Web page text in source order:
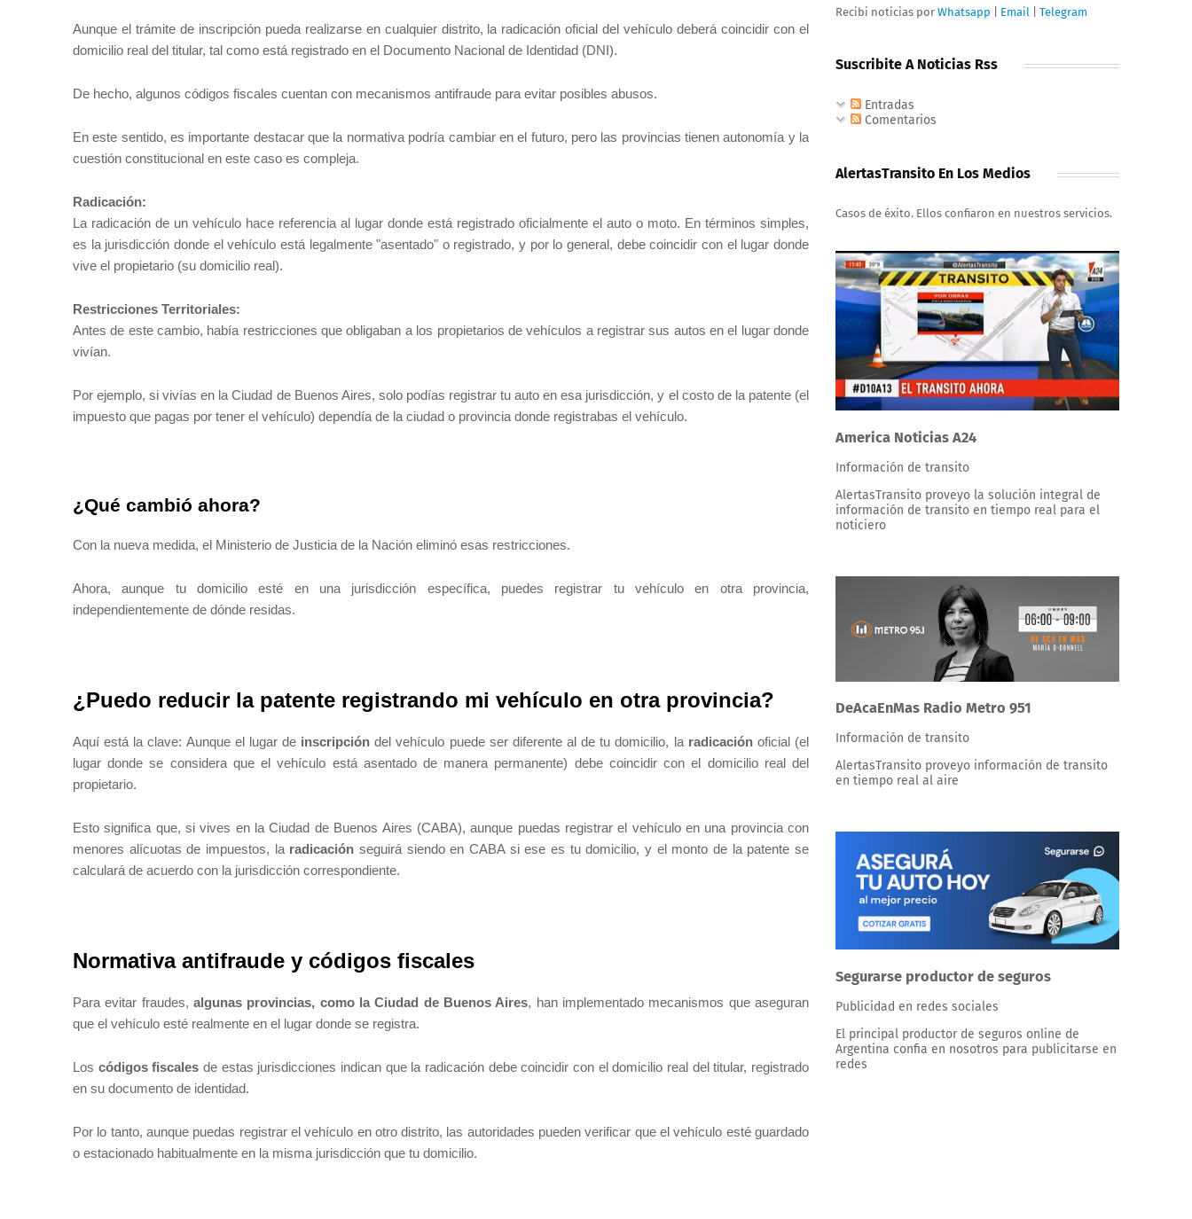
Aunque el trámite de inscripción pueda realizarse en cualquier distrito, la radicación oficial del vehículo deberá coincidir con el
domicilio real del titular, tal como está registrado en el Documento Nacional de Identidad (DNI).
De hecho, algunos códigos fiscales cuentan con mecanismos antifraude para evitar posibles abusos.
En este sentido, es importante destacar que la normativa podría cambiar en el futuro, pero las provincias tienen autonomía y la
cuestión constitucional en este caso es compleja.
Radicación:
La radicación de un vehículo hace referencia al lugar donde está registrado oficialmente el auto o moto. En términos simples,
es la jurisdicción donde el vehículo está legalmente "asentado" o registrado, y por lo general, debe coincidir con el lugar donde
vive el propietario (su domicilio real).
Restricciones Territoriales:
Antes de este cambio, había restricciones que obligaban a los propietarios de vehículos a registrar sus autos en el lugar donde
vivían.
Por ejemplo, si vivías en la Ciudad de Buenos Aires, solo podías registrar tu auto en esa jurisdicción, y el costo de la patente (el
impuesto que pagas por tener el vehículo) dependía de la ciudad o provincia donde registrabas el vehículo.
¿Qué cambió ahora?
Con la nueva medida, el Ministerio de Justicia de la Nación eliminó esas restricciones.
Ahora, aunque tu domicilio esté en una jurisdicción específica, puedes registrar tu vehículo en otra provincia,
independientemente de dónde residas.
¿Puedo reducir la patente registrando mi vehículo en otra provincia?
Aquí está la clave: Aunque el lugar de inscripción del vehículo puede ser diferente al de tu domicilio, la radicaciónoficial (el
lugar donde se considera que el vehículo está asentado de manera permanente) debe coincidir con el domicilio real del
propietario.
Esto significa que, si vives en la Ciudad de Buenos Aires (CABA), aunque puedas registrar el vehículo en una provincia con
menores alícuotas de impuestos, la radicación seguirá siendo en CABA si ese es tu domicilio, y el monto de la patente se
calculará de acuerdo con la jurisdicción correspondiente.
Normativa antifraude y códigos fiscales
Para evitar fraudes, algunas provincias, como la Ciudad de Buenos Aires, han implementado mecanismos que aseguran
que el vehículo esté realmente en el lugar donde se registra.
Los códigos fiscales de estas jurisdicciones indican que la radicación debe coincidir con el domicilio real del titular, registrado
en su documento de identidad.
Por lo tanto, aunque puedas registrar el vehículo en otro distrito, las autoridades pueden verificar que el vehículo esté guardado
o estacionado habitualmente en la misma jurisdicción que tu domicilio.
Recibi noticias por Whatsapp Email Telegram
Suscribite A Noticias Rss
Entradas
Comentarios
AlertasTransito En Los Medios
Casos de éxito. Ellos confiaron en nuestros servicios.
America Noticias A24
Información de transito
AlertasTransito proveyo la solución integral de
información de transito en tiempo real para el
noticiero
DeAcaEnMas Radio Metro 951
Información de transito
AlertasTransito proveyo información de transito
en tiempo real al aire
Segurarse productor de seguros
Publicidad en redes sociales
El principal productor de seguros online de
Argentina confia en nosotros para publicitarse en
redes